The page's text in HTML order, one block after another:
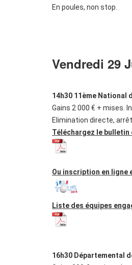
En poules, non stop.
Vendredi 29
14h30 11ème National
Gains 2 000 € + mises.
Elimination directe,
Téléchargez le bulletin
Ou inscription en ligne
Liste des équipes
16h30 Départemental